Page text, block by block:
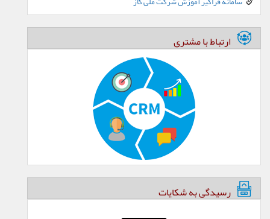
ارتباط با مشتری
رسیدگی به شکایات